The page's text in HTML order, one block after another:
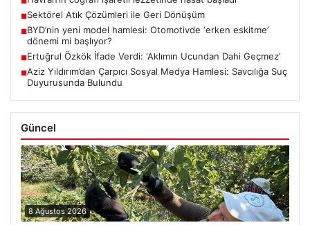
■Sektörel Atık Çözümleri ile Geri Dönüşüm
■BYD’nin yeni model hamlesi: Otomotivde ‘erken eskitme’
dönemi mi başlıyor?
■Ertuğrul Özkök İfade Verdi: ‘Aklımın Ucundan Dahi Geçmez’
■Aziz Yıldırım’dan Çarpıcı Sosyal Medya Hamlesi: Savcılığa Suç
Duyurusunda Bulundu
Güncel
8 Ağustos 2026